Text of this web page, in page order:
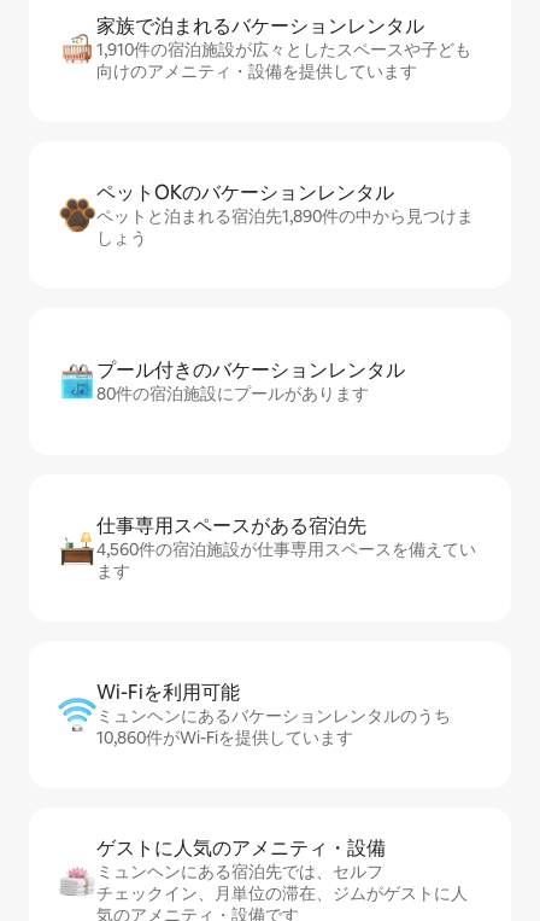
家族で泊まれるバ⁠ケ⁠ー⁠シ⁠ョ⁠ンレ⁠ン⁠タ⁠ル
1,910件の宿泊施設が広々としたスペースや子ども
向けのアメニティ・設備を提供しています
ペットOKのバ⁠ケ⁠ー⁠シ⁠ョ⁠ンレ⁠ン⁠タ⁠ル
ペットと泊まれる宿泊先1,890件の中から見つけま
しょう
プール付きのバ⁠ケ⁠ー⁠シ⁠ョ⁠ンレ⁠ン⁠タ⁠ル
80件の宿泊施設にプールがあります
仕事専用ス⁠ペ⁠ー⁠スがあ⁠る宿⁠泊⁠先
4,560件の宿泊施設が仕事専用スペースを備えてい
ます
Wi-Fiを利⁠用⁠可⁠能
ミュンヘンにあるバケーションレンタルのうち
10,860件がWi-Fiを提供しています
ゲストに人⁠気⁠のア⁠メ⁠ニ⁠テ⁠ィ・設⁠備
ミュンヘンにある宿泊先では、セ⁠ル⁠フ
チ⁠ェ⁠ッ⁠ク⁠イ⁠ン、月単位の滞在、ジムがゲストに人
気のアメニティ・設備です